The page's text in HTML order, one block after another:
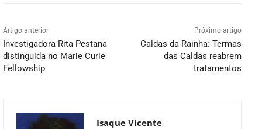
Artigo anterior
Investigadora Rita Pestana
distinguida no Marie Curie
Fellowship
Próximo artigo
Caldas da Rainha: Termas
das Caldas reabrem
tratamentos
Isaque Vicente